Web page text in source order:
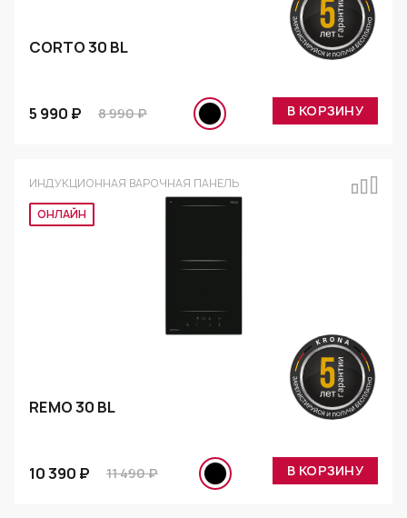
CORTO 30 BL
5 990 ₽ 8 990 ₽ В КОРЗИНУ
ИНДУКЦИОННАЯ ВАРОЧНАЯ ПАНЕЛЬ
Эксклюзив
REMO 30 BL
10 390 ₽ 11 490 ₽ В КОРЗИНУ